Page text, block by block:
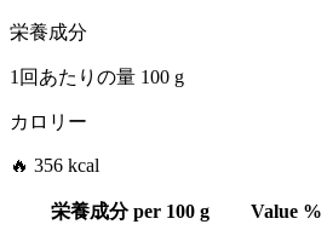
栄養成分
1回あたりの量 100 g
カロリー
🔥 356 kcal
栄養成分 per 100 g Value %